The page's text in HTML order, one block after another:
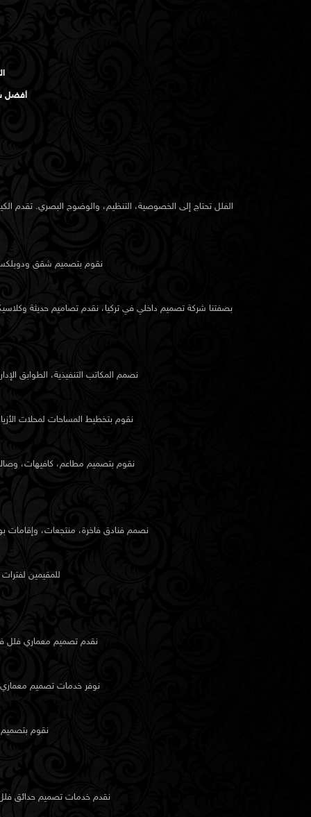
تعتمد تصاميم الكيدرا للمكاتب على الحركة والانسيابية،
وإحساس بالهدوء. يتم تصميم أماكن العمل، وغرف
أماكن الطعام والضيافة
الداخلي الدقيق. تتعاون الكيدرا بشكل وثيق مع المالكين
الراحة والحركة وخلق الجو المناسب. يتم تحديد ارتفاع
الواجهة هي هوية المبنى. عند تصميم الواجهات، نركز على
التكسية، وتناسقها مع المشهد العمراني. نستخدم النقوش
بشكل استراتيجي لخلق تأثير بصري مدروس.
من التراسات الخاصة إلى الحدائق المشتركة، يتم تخطيط
الملمس واللون عناصر تصميمية قوية. تستورد الكيدرا
أفضل
الفلل تحتاج إلى الخصوصية، التنظيم، والوضوح البصري. تقدم
نقوم بتصميم شقق
بصفتنا شركة تصميم داخلي في تركيا، نقدم تصاميم حديثة
نصمم المكاتب التنفيذية، الطوابق
نقوم بتخطيط المساحات لمحلات
نقوم بتصميم مطاعم، كافيهات،
نصمم فنادق فاخرة، منتجعات، وإقامات
للمقيمين
نقدمتصميم معماري فلل
نوفر خدمات تصميم معماري
نقوم بتصميم
نقدم خدماتتصميم حدائق